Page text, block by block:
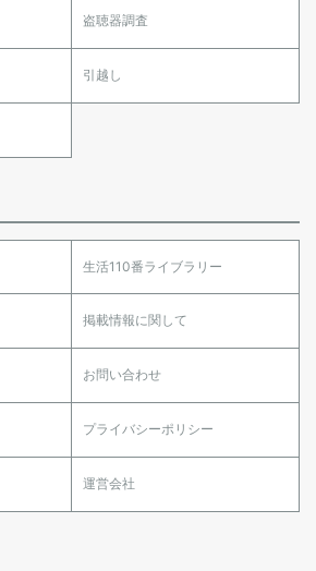
盗聴器調査
引越し
生活110番ライブラリー
掲載情報に関して
お問い合わせ
プライバシーポリシー
運営会社